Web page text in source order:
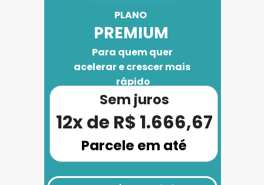
PLANO
PREMIUM
Para quem quer
acelerar e crescer mais
rápido
Parcele em até
12x de R$ 1.666,67
Sem juros